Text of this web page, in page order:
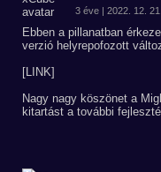
3 éve | 2022. 12.
Ebben a pillanatban
verzió helyrepofozott
[LINK]
Nagy nagy köszönet a
kitartást a további